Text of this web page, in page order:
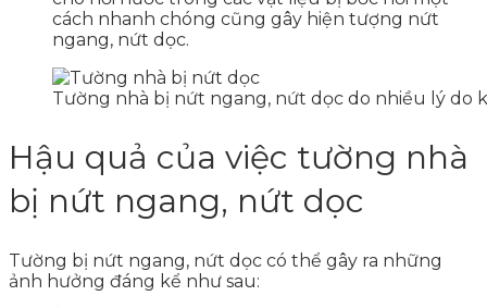
cách nhanh chóng cũng gây hiện tượng nứt
ngang, nứt dọc.
Tường nhà bị nứt ngang, nứt dọc do nhiều lý do
Hậu quả của việc tường nhà
bị nứt ngang, nứt dọc
Tường bị nứt ngang, nứt dọc có thể gây ra những
ảnh hưởng đáng kể như sau: